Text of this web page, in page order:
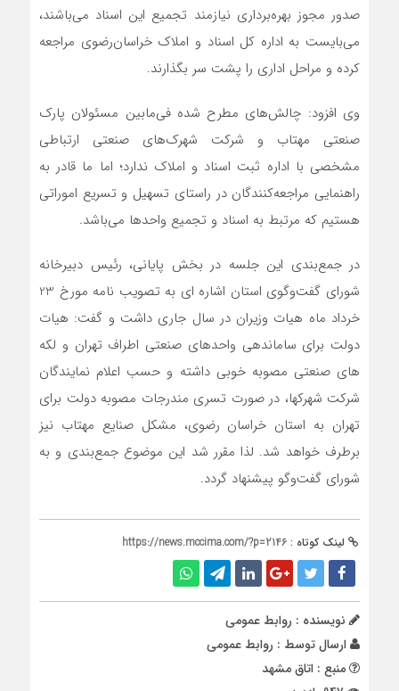
صدور مجوز بهره‌برداری نیازمند تجمیع این اسناد می‌باشند،
می‌بایست به اداره کل اسناد و املاک خراسان‌رضوی مراجعه
کرده و مراحل اداری را پشت سر بگذارند.
وی افزود: چالش‌های مطرح شده فی‌مابین مسئولان پارک
صنعتی مهتاب و شرکت شهرک‌های صنعتی ارتباطی
مشخصی با اداره ثبت اسناد و املاک ندارد؛ اما ما قادر به
راهنمایی مراجعه‌کنندگان در راستای تسهیل و تسریع اموراتی
هستیم که مرتبط به اسناد و تجمیع واحدها می‌باشد.
در جمع‌بندی این جلسه در بخش پایانی، رئیس دبیرخانه
شورای گفت‌وگوی استان اشاره ای به تصویب نامه مورخ 23
خرداد ماه هیات وزیران در سال جاری داشت و گفت: هیات
دولت برای ساماندهی واحدهای صنعتی اطراف تهران و لکه
های صنعتی مصوبه خوبی داشته و حسب اعلام نمایندگان
شرکت شهرکها، در صورت تسری مندرجات مصوبه دولت برای
تهران به استان خراسان رضوی، مشکل صنایع مهتاب نیز
برطرف خواهد شد. لذا مقرر شد این موضوع جمع‌بندی و به
شورای گفت‌وگو پیشنهاد گردد.
لینک کوتاه : https://news.mccima.com/?p=2146
نویسنده : روابط عمومی
ارسال توسط : روابط عمومی
منبع : اتاق مشهد